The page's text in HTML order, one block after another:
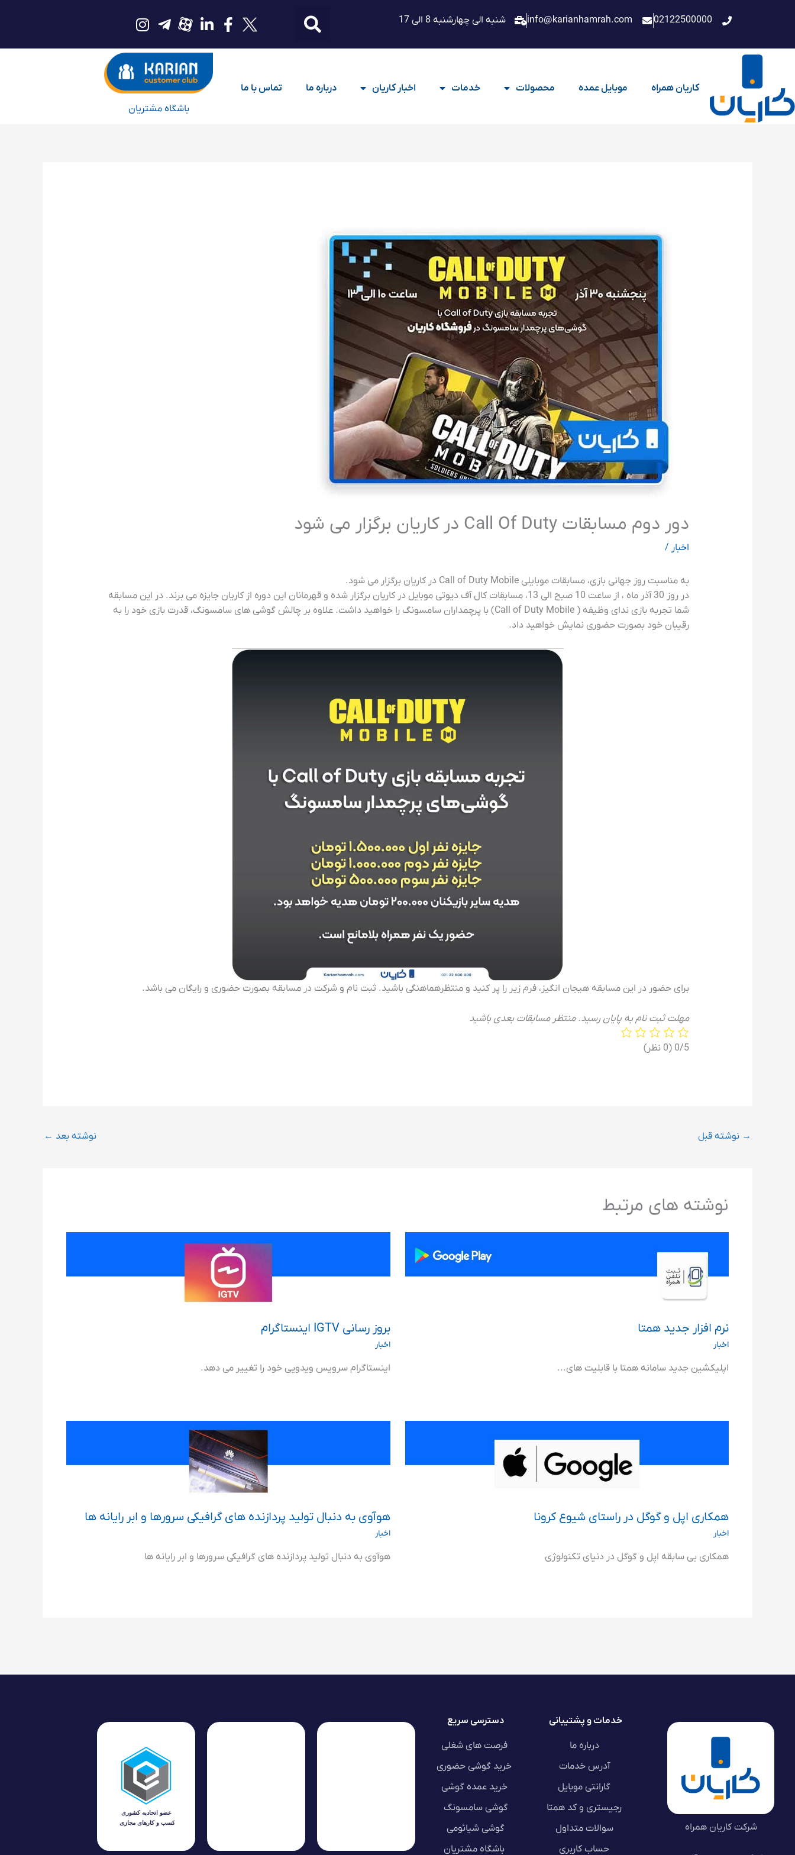
02122500000
info@karianhamrah.com شنبه الی چهارشنبه 8 الی 17
کاریان همراه موبایل عمده محصولات خدمات اخبار کاریان درباره ما
تماس با ما
باشگاه مشتریان
دور دوم مسابقات Call Of Duty در کاریان برگزار می شود
اخبار /
به مناسبت روز جهانی بازی، مسابقات موبایلی Call of Duty Mobile در کاریان برگزار می شود.
در روز 30 آذر ماه ، از ساعت 10 صبح الی 13، مسابقات کال آف دیوتی موبایل در کاریان برگزار شده و قهرمانان این دوره از کاریان جایزه می برند. در این مسابقه
شما تجربه بازی ندای وظیفه ( Call of Duty Mobile) با پرچمداران سامسونگ را خواهید داشت. علاوه بر چالش گوشی های سامسونگ، قدرت بازی خود را به
رقیبان خود بصورت حضوری نمایش خواهید داد.
برای حضور در این مسابقه هیجان انگیز، فرم زیر را پر کنید و منتظرهماهنگی باشید. ثبت نام و شرکت در مسابقه بصورت حضوری و رایگان می باشد.
مهلت ثبت نام به پایان رسید. منتظر مسابقات بعدی باشید
‫0/5 ‫(0 نظر)
→ نوشته قبل نوشته بعد ←
نوشته های مرتبط
نرم افزار جدید همتا
اخبار
اپلیکشین جدید سامانه همتا با قابلیت های...
بروز رسانی IGTV اینستاگرام
اخبار
اینستاگرام سرویس ویدویی خود را تغییر می دهد.
همکاری اپل و گوگل در راستای شیوع کرونا
اخبار
همکاری بی سابقه اپل و گوگل در دنیای تکنولوژی
هوآوی به دنبال تولید پردازنده های گرافیکی سرورها و ابر رایانه ها
اخبار
هوآوی به دنبال تولید پردازنده های گرافیکی سرورها و ابر رایانه ها
شرکت کاریان همراه
خدمات و پشتیبانی
درباره ما
آدرس خدمات
گارانتی موبایل
رجیستری و کد همتا
سوالات متداول
حساب کاربری
دسترسی سریع
فرصت های شغلی
خرید گوشی حضوری
خرید عمده گوشی
گوشی سامسونگ
گوشی شیائومی
باشگاه مشتریان